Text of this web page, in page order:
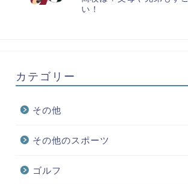
い！
カテゴリー
その他
その他のスポーツ
ゴルフ